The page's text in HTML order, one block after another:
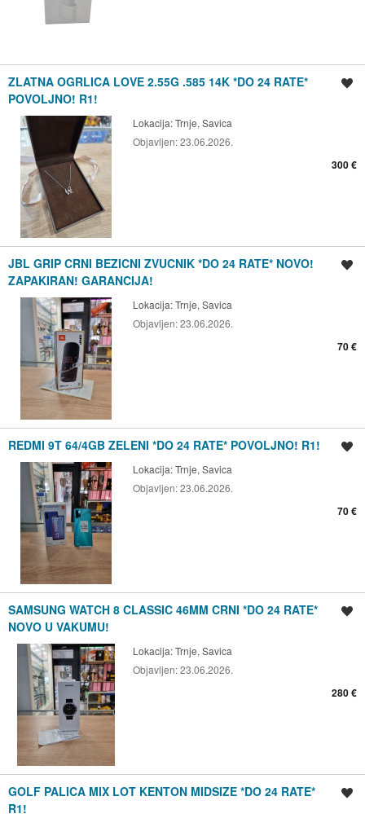
ZLATNA OGRLICA LOVE 2.55G .585 14K *DO 24 RATE*
POVOLJNO! R1!
Lokacija:Trnje, Savica
Objavljen:23.06.2026.
300 €
JBL GRIP CRNI BEZICNI ZVUCNIK *DO 24 RATE* NOVO!
ZAPAKIRAN! GARANCIJA!
Lokacija:Trnje, Savica
Objavljen:23.06.2026.
70 €
REDMI 9T 64/4GB ZELENI *DO 24 RATE* POVOLJNO! R1!
Lokacija:Trnje, Savica
Objavljen:23.06.2026.
70 €
SAMSUNG WATCH 8 CLASSIC 46MM CRNI *DO 24 RATE*
NOVO U VAKUMU!
Lokacija:Trnje, Savica
Objavljen:23.06.2026.
280 €
GOLF PALICA MIX LOT KENTON MIDSIZE *DO 24 RATE*
R1!